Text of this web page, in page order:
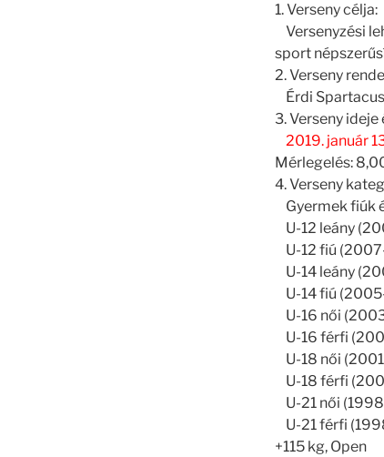
1. Verseny célja:
Versenyzési
sport
2. Verseny
Érdi
3. Verseny ideje
2019. január
Mérlegelés:
4. Verseny
Gyermek fiúk
U-12 leány
U-12 fiú
U-14 leány
U-14 fiú
U-16 női
U-16 férfi
U-18 női
U-18 férfi
U-21 női
U-21 férfi
+115 kg, Open